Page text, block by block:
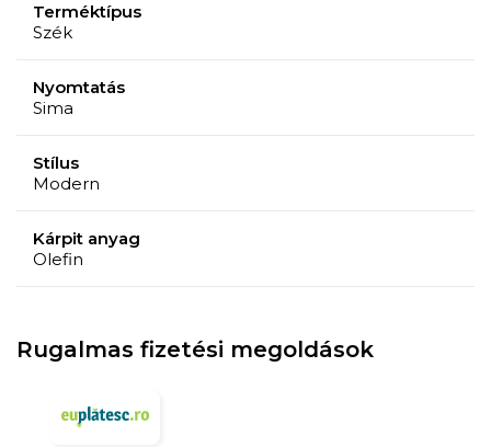
Terméktípus
Szék
Nyomtatás
Sima
Stílus
Modern
Kárpit anyag
Olefin
Rugalmas fizetési megoldások